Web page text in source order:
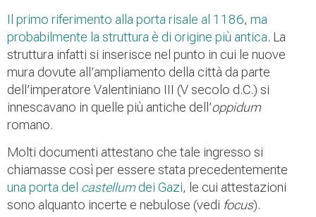
Il primo riferimento alla porta risale al 1186, ma
probabilmente la struttura è di origine più antica. La
struttura infatti si inserisce nel punto in cui le nuove
mura dovute all’ampliamento della città da parte
dell’imperatore Valentiniano III (V secolo d.C.) si
innescavano in quelle più antiche dell’oppidum
romano.
Molti documenti attestano che tale ingresso si
chiamasse così per essere stata precedentemente
una porta del castellumdei Gazi, le cui attestazioni
sono alquanto incerte e nebulose (vedi focus).